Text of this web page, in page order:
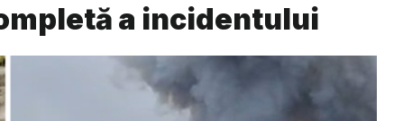
a incidentului